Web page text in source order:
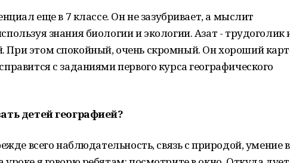
еще в 7 классе. Он не зазубривает, а мыслит
знания биологии и экологии. Азат - трудоголик
При этом спокойный, очень скромный. Он хороший
с заданиями первого курса географического
детей географией?
всего наблюдательность, связь с природой, умение